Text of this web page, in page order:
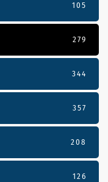
105
279
344
357
208
126